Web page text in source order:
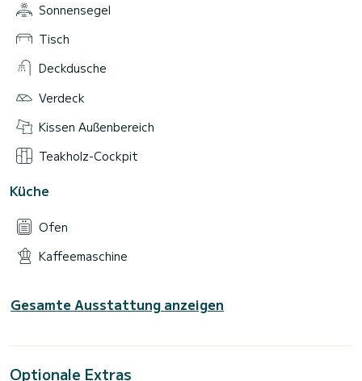
Sonnensegel
Tisch
Deckdusche
Verdeck
Kissen Außenbereich
Teakholz-Cockpit
Küche
Ofen
Kaffeemaschine
Gesamte Ausstattung anzeigen
Optionale Extras